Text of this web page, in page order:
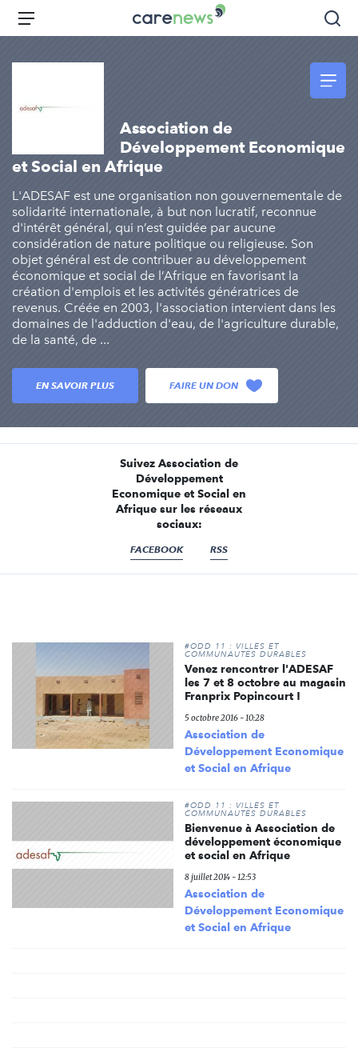
Aller
principal
Carenews,
Le
l'engagement
Menu
Association de
Développement Economique
et Social en Afrique
L'ADESAF est une organisation non gouvernementale de
solidarité internationale, à but non lucratif, reconnue
d'intérêt général, qui n’est guidée par aucune
considération de nature politique ou religieuse. Son
objet général est de contribuer au développement
économique et social de l’Afrique en favorisant la
création d'emplois et les activités génératrices de
revenus. Créée en 2003, l'association intervient dans les
domaines de l'adduction d'eau, de l'agriculture durable,
de la santé, de ...
EN SAVOIR PLUS FAIRE UN DON
Suivez Association de
Développement
Economique et Social en
Afrique sur les réseaux
sociaux:
FACEBOOK RSS
#ODD 11 : VILLES ET
COMMUNAUTÉS DURABLES
Venez rencontrer l'ADESAF
les 7 et 8 octobre au magasin
Franprix Popincourt !
5 octobre 2016 - 10:28
Association de
Développement Economique
et Social en Afrique
#ODD 11 : VILLES ET
COMMUNAUTÉS DURABLES
Bienvenue à Association de
développement économique
et social en Afrique
8 juillet 2014 - 12:53
Association de
Développement Economique
et Social en Afrique